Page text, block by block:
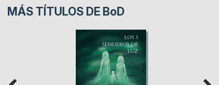
MÁS TÍTULOS DE BoD